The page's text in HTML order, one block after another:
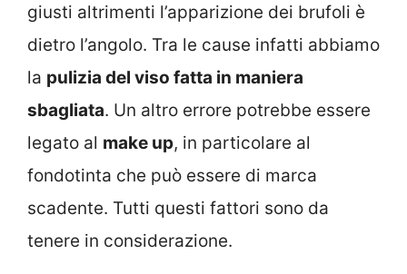
giusti altrimenti l’apparizione dei brufoli è
dietro l’angolo. Tra le cause infatti abbiamo
la pulizia del viso fatta in maniera
sbagliata. Un altro errore potrebbe essere
legato al make up, in particolare al
fondotinta che può essere di marca
scadente. Tutti questi fattori sono da
tenere in considerazione.